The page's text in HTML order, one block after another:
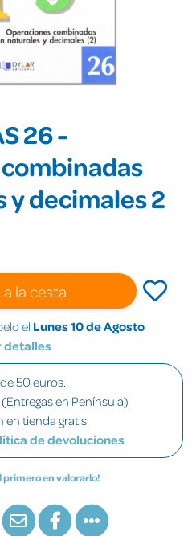
26 -
decimales 2
la cesta
el Lunes 10 de Agosto
detalles
50 euros.
en Península)
en tienda gratis.
de devoluciones
primero en valorarlo!